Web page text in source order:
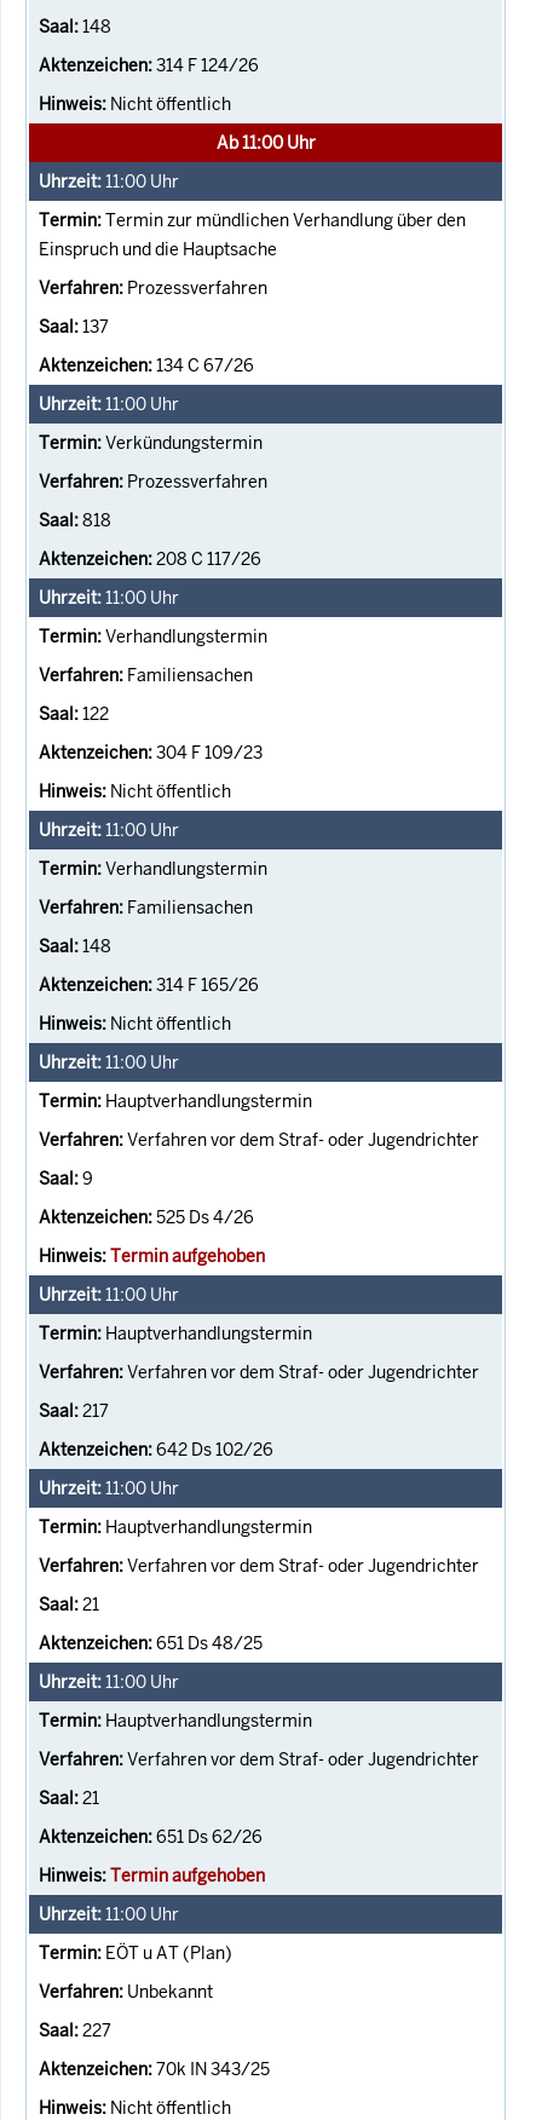
148
314 F 124/26
Nicht öffentlich
Ab 11:00 Uhr
11:00 Uhr
Termin zur mündlichen Verhandlung über den
Einspruch und die Hauptsache
Prozessverfahren
137
134 C 67/26
11:00 Uhr
Verkündungstermin
Prozessverfahren
818
208 C 117/26
11:00 Uhr
Verhandlungstermin
Familiensachen
122
304 F 109/23
Nicht öffentlich
11:00 Uhr
Verhandlungstermin
Familiensachen
148
314 F 165/26
Nicht öffentlich
11:00 Uhr
Hauptverhandlungstermin
Verfahren vor dem Straf- oder Jugendrichter
9
525 Ds 4/26
Termin aufgehoben
11:00 Uhr
Hauptverhandlungstermin
Verfahren vor dem Straf- oder Jugendrichter
217
642 Ds 102/26
11:00 Uhr
Hauptverhandlungstermin
Verfahren vor dem Straf- oder Jugendrichter
21
651 Ds 48/25
11:00 Uhr
Hauptverhandlungstermin
Verfahren vor dem Straf- oder Jugendrichter
21
651 Ds 62/26
Termin aufgehoben
11:00 Uhr
EÖT u AT (Plan)
Unbekannt
227
70k IN 343/25
Nicht öffentlich